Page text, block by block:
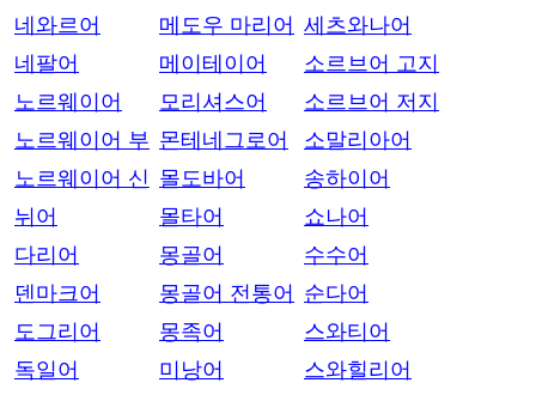
네와르어
네팔어
노르웨이어
노르웨이어 부
노르웨이어 신
뉘어
다리어
덴마크어
도그리어
독일어
메도우 마리어
메이테이어
모리셔스어
몬테네그로어
몰도바어
몰타어
몽골어
몽골어 전통어
몽족어
미낭어
세츠와나어
소르브어 고지
소르브어 저지
소말리아어
송하이어
쇼나어
수수어
순다어
스와티어
스와힐리어